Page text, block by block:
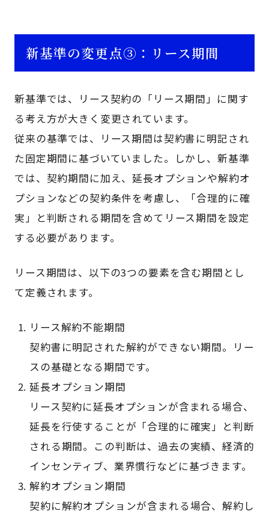
新基準の変更点③：リース期間
新基準では、リース契約の「リース期間」に関す
る考え方が大きく変更されています。
従来の基準では、リース期間は契約書に明記され
た固定期間に基づいていました。しかし、新基準
では、契約期間に加え、延長オプションや解約オ
プションなどの契約条件を考慮し、「合理的に確
実」と判断される期間を含めてリース期間を設定
する必要があります。
リース期間は、以下の3つの要素を含む期間とし
て定義されます。
リース解約不能期間
契約書に明記された解約ができない期間。リー
スの基礎となる期間です。
延長オプション期間
リース契約に延長オプションが含まれる場合、
延長を行使することが「合理的に確実」と判断
される期間。この判断は、過去の実績、経済的
インセンティブ、業界慣行などに基づきます。
解約オプション期間
契約に解約オプションが含まれる場合、解約し